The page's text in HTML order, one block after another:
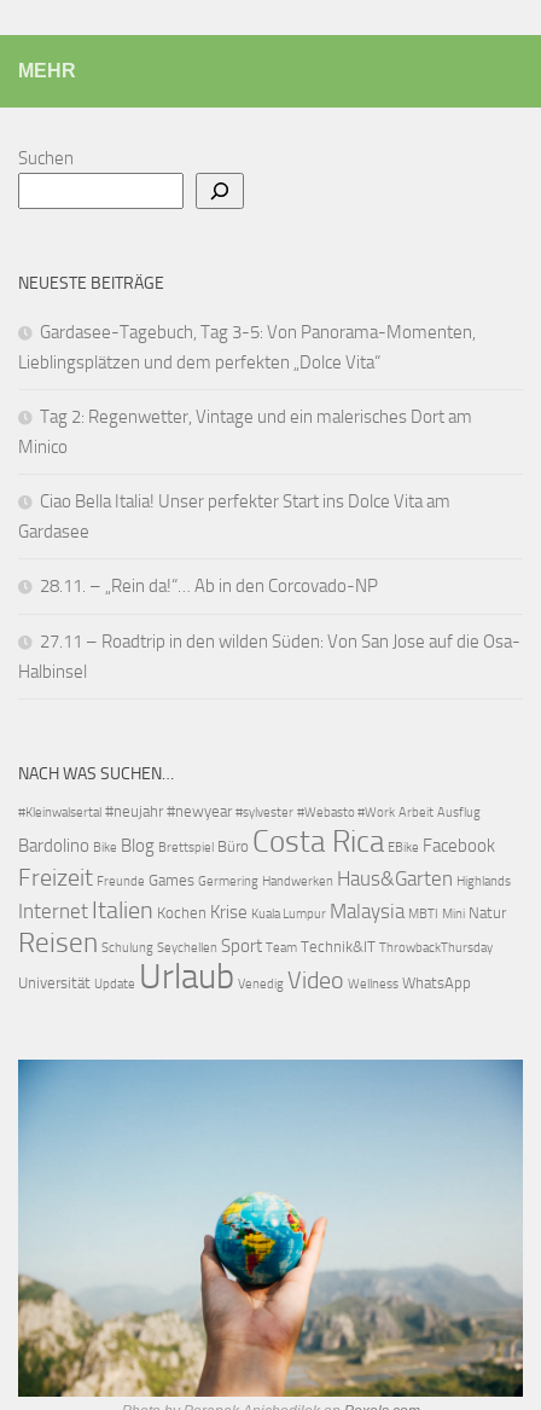
MEHR
Suchen
NEUESTE BEITRÄGE
Gardasee-Tagebuch, Tag 3-5: Von Panorama-Momenten,
Lieblingsplätzen und dem perfekten „Dolce Vita“
Tag 2: Regenwetter, Vintage und ein malerisches Dort am
Minico
Ciao Bella Italia! Unser perfekter Start ins Dolce Vita am
Gardasee
28.11. – „Rein da!“… Ab in den Corcovado-NP
27.11 – Roadtrip in den wilden Süden: Von San Jose auf die Osa-
Halbinsel
NACH WAS SUCHEN…
#Kleinwalsertal #neujahr #newyear #sylvester #Webasto #Work Arbeit Ausflug
Bardolino Bike Blog Brettspiel Büro Costa Rica EBike Facebook
Freizeit Freunde Games Germering Handwerken Haus&Garten Highlands
Internet Italien Kochen Krise Kuala Lumpur Malaysia MBTI Mini Natur
Reisen Schulung Seychellen Sport Team Technik&IT ThrowbackThursday
Universität Update Urlaub Venedig Video Wellness WhatsApp